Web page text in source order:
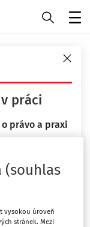
práci
právo a praxi
strana 1
(souhlas
vysokou úroveň
stránek. Mezi